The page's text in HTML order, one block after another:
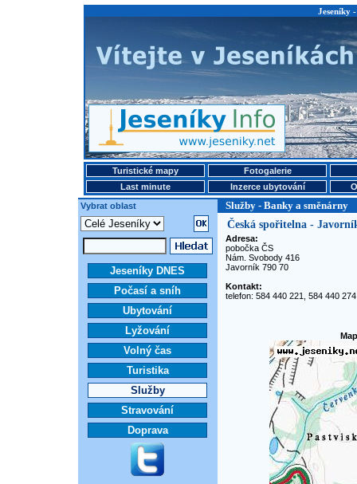
Jeseníky
Turistické mapy
Fotogalerie
Last minute
Inzerce ubytování
Vybrat oblast
Služby - Banky a směnárny
Jeseníky DNES
Počasí a sníh
Ubytování
Lyžování
Volný čas
Turistika
Služby
Stravování
Doprava
Česká spořitelna -
Adresa:
pobočka ČS
Nám. Svobody 416
Javorník 790 70
Kontakt:
telefon: 584 440 221, 584 440 274